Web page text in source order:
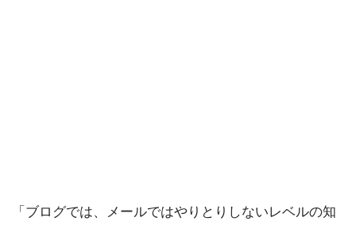
「ブログでは、メールではやりとりしないレベルの知